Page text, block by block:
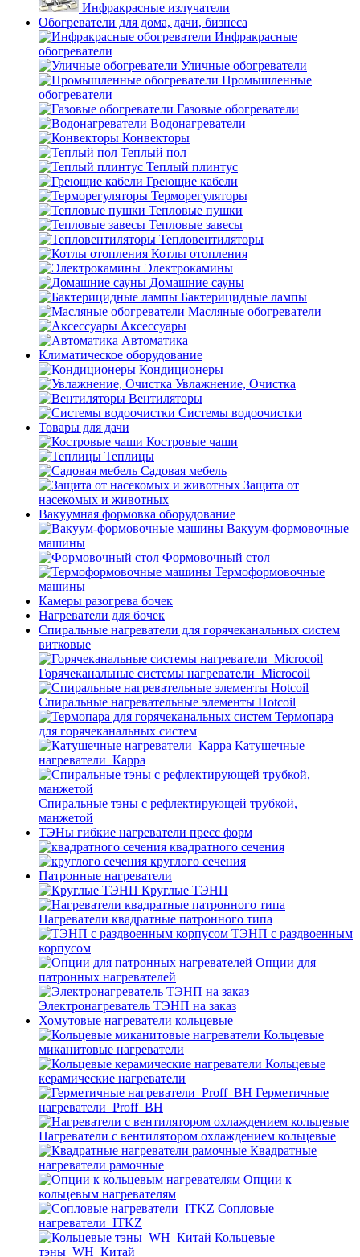
Инфракрасные излучатели
Обогреватели для дома, дачи, бизнеса
Инфракрасные
обогреватели
Уличные обогреватели
Промышленные
обогреватели
Газовые обогреватели
Водонагреватели
Конвекторы
Теплый пол
Теплый плинтус
Греющие кабели
Терморегуляторы
Тепловые пушки
Тепловые завесы
Тепловентиляторы
Котлы отопления
Электрокамины
Домашние сауны
Бактерицидные лампы
Масляные обогреватели
Аксессуары
Автоматика
Климатическое оборудование
Кондиционеры
Увлажнение, Очистка
Вентиляторы
Системы водоочистки
Товары для дачи
Костровые чаши
Теплицы
Садовая мебель
Защита от
насекомых и животных
Вакуумная формовка оборудование
Вакуум-формовочные
машины
Формовочный стол
Термоформовочные
машины
Камеры разогрева бочек
Нагреватели для бочек
Спиральные нагреватели для горячеканальных систем
витковые
Горячеканальные системы нагреватели_Microcoil
Спиральные нагревательные элементы Hotcoil
Термопара
для горячеканальных систем
Катушечные
нагреватели_Карра
Спиральные тэны с рефлектирующей трубкой,
манжетой
ТЭНы гибкие нагреватели пресс форм
квадратного сечения
круглого сечения
Патронные нагреватели
Круглые ТЭНП
Нагреватели квадратные патронного типа
ТЭНП с раздвоенным
корпусом
Опции для
патронных нагревателей
Электронагреватель ТЭНП на заказ
Хомутовые нагреватели кольцевые
Кольцевые
миканитовые нагреватели
Кольцевые
керамические нагреватели
Герметичные
нагреватели_Proff_BH
Нагреватели с вентилятором охлаждением кольцевые
Квадратные
нагреватели рамочные
Опции к
кольцевым нагревателям
Cопловые
нагреватели_ITKZ
Кольцевые
тэны_WH_Китай